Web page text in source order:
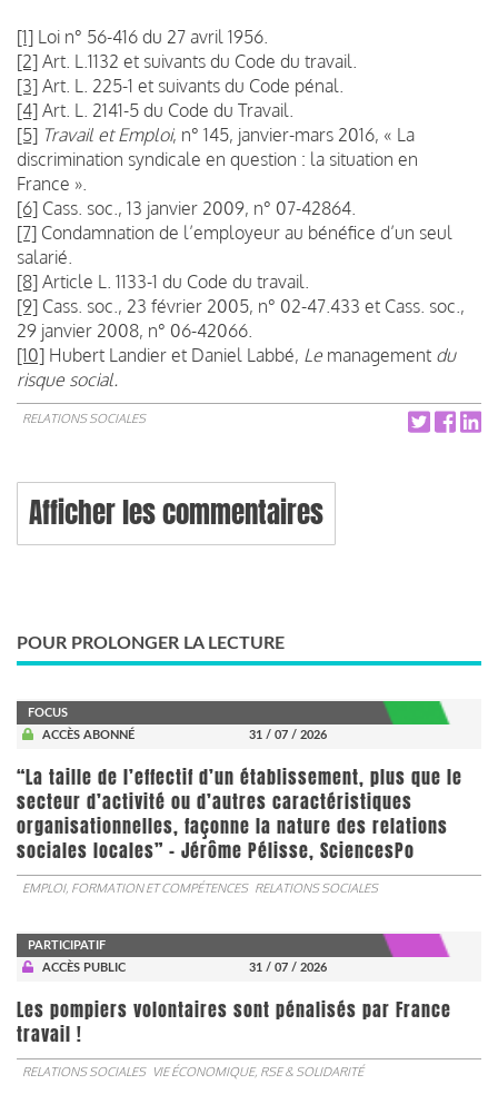
[1] Loi n° 56-416 du 27 avril 1956.
[2] Art. L.1132 et suivants du Code du travail.
[3] Art. L. 225-1 et suivants du Code pénal.
[4] Art. L. 2141-5 du Code du Travail.
[5] Travail et Emploi, n° 145, janvier-mars 2016, « La
discrimination syndicale en question : la situation en
France ».
[6] Cass. soc., 13 janvier 2009, n° 07-42864.
[7] Condamnation de l’employeur au bénéfice d’un seul
salarié.
[8] Article L. 1133-1 du Code du travail.
[9] Cass. soc., 23 février 2005, n° 02-47.433 et Cass. soc.,
29 janvier 2008, n° 06-42066.
[10] Hubert Landier et Daniel Labbé, Le management du
risque social.
RELATIONS SOCIALES
Afficher les commentaires
POUR PROLONGER LA LECTURE
FOCUS
ACCÈS ABONNÉ
31 / 07 / 2026
“La taille de l’effectif d’un établissement, plus que le
secteur d’activité ou d’autres caractéristiques
organisationnelles, façonne la nature des relations
sociales locales” - Jérôme Pélisse, SciencesPo
EMPLOI, FORMATION ET COMPÉTENCES RELATIONS SOCIALES
PARTICIPATIF
ACCÈS PUBLIC
31 / 07 / 2026
Les pompiers volontaires sont pénalisés par France
travail !
RELATIONS SOCIALES VIE ÉCONOMIQUE, RSE & SOLIDARITÉ